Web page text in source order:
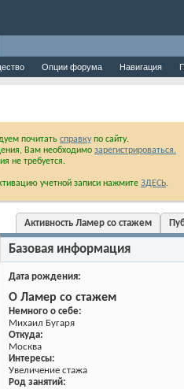
Опции форума Навигация
почитатьсправкупо сайту.
Вам необходимо
не требуется.
Активность Ламер со стажем
Базовая информация
О Ламер со стажем
Немного о себе:
Михаил Бугаря
Откуда:
Москва
Интересы:
Увеличение стажа